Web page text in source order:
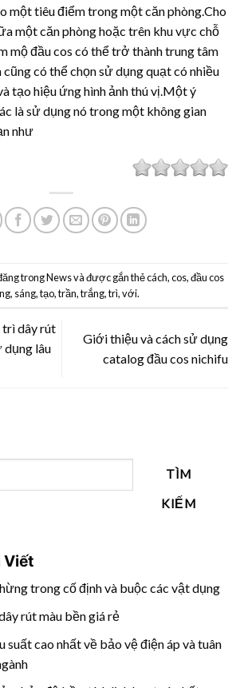
một tiêu điểm trong một căn phòng.Cho
một căn phòng hoặc trên khu vực chỗ
mộ đầu cos có thể trở thành trung tâm
có thể chọn sử dụng quạt có nhiều
tạo hiệu ứng hình ảnh thú vị.Một ý
là sử dụng nó trong một không gian
như
trongNewsvà được gắn thẻcách,cos,đầu cos
, sáng,tạo,trần,trắng,trì,với.
trì dây rút
dụng lâu
Giới thiệu và cách sử dụng
catalog đầu cos nichifu
TÌM
KIẾM
Viết
trong cố định và buộc các vật dụng
rút màu bền giá rẻ
suất cao nhất về bảo vệ điện áp và tuân